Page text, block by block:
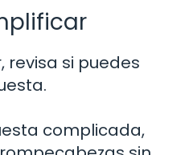
revisa si puedes
complicada,